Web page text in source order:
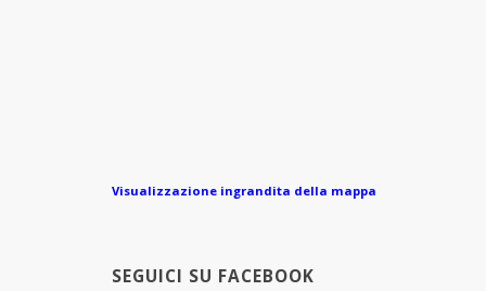
Visualizzazione ingrandita della mappa
SEGUICI SU FACEBOOK